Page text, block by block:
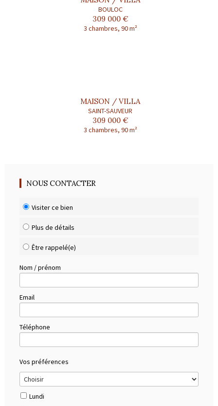
BOULOC
309 000 €
3 chambres, 90 m²
MAISON / VILLA
SAINT-SAUVEUR
309 000 €
3 chambres, 90 m²
NOUS CONTACTER
Visiter ce bien
Plus de détails
Être rappelé(e)
Nom / prénom
Email
Téléphone
Vos préférences
Lundi